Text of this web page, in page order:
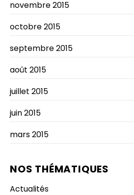
novembre 2015
octobre 2015
septembre 2015
août 2015
juillet 2015
juin 2015
mars 2015
NOS THÉMATIQUES
Actualités